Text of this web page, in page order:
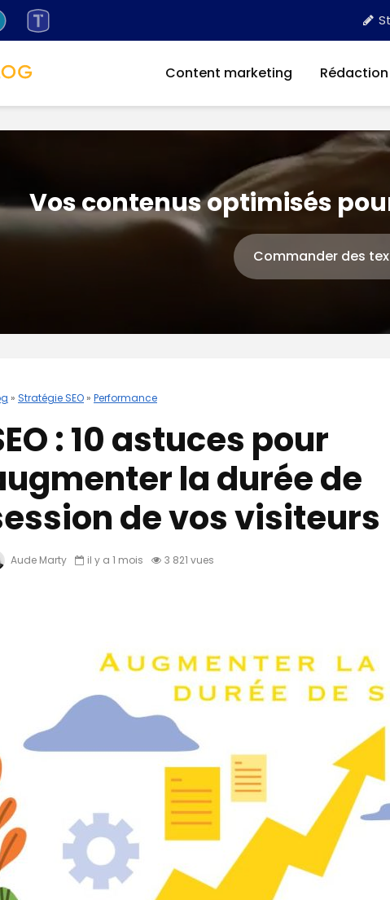
Content marketing
Vos contenus optimisés
Commander des
» Stratégie SEO » Performance
: 10 astuces pour
la durée de
de vos visiteurs
Aude Marty il y a 1 mois 3 821 vues